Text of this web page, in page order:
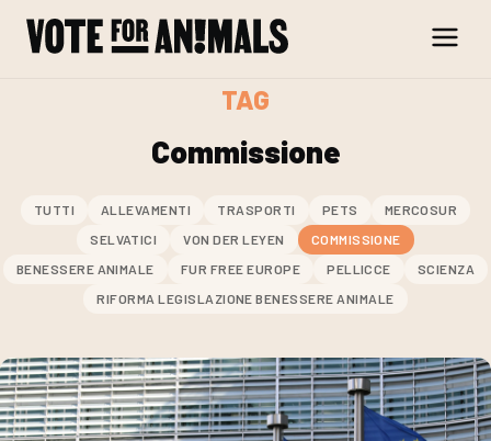
TAG
Commissione
TUTTI ALLEVAMENTI TRASPORTI PETS
MERCOSUR
SELVATICI
VON DER LEYEN
COMMISSIONE
BENESSERE ANIMALE
FUR FREE EUROPE PELLICCE
SCIENZA
RIFORMA LEGISLAZIONE BENESSERE ANIMALE